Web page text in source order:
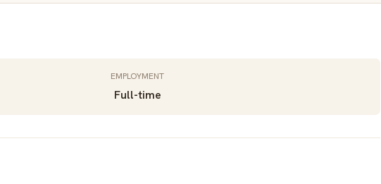
EMPLOYMENT
Full-time